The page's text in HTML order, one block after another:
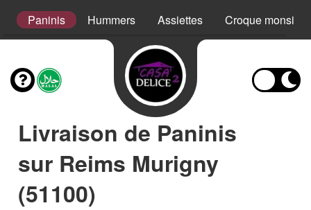
Paninis Hummers Assiettes Croque monsieur
Livraison de Paninis
sur Reims Murigny
(51100)